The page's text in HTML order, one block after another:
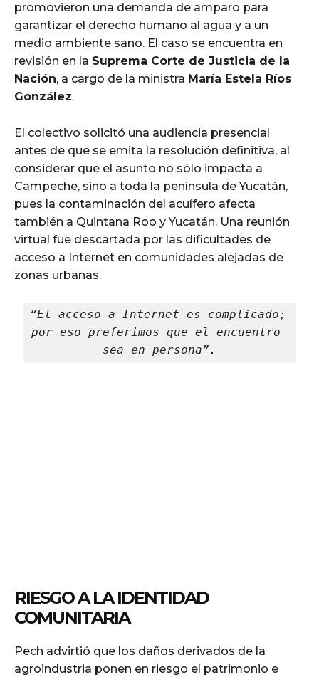
promovieron una demanda de amparo para
garantizar el derecho humano al agua y a un
medio ambiente sano. El caso se encuentra en
revisión en la Suprema Corte de Justicia de la
Nación, a cargo de la ministra María Estela Ríos
González.
El colectivo solicitó una audiencia presencial
antes de que se emita la resolución definitiva, al
considerar que el asunto no sólo impacta a
Campeche, sino a toda la península de Yucatán,
pues la contaminación del acuífero afecta
también a Quintana Roo y Yucatán. Una reunión
virtual fue descartada por las dificultades de
acceso a Internet en comunidades alejadas de
zonas urbanas.
“El acceso a Internet es complicado;
por eso preferimos que el encuentro
sea en persona”.
RIESGO A LA IDENTIDAD
COMUNITARIA
Pech advirtió que los daños derivados de la
agroindustria ponen en riesgo el patrimonio e